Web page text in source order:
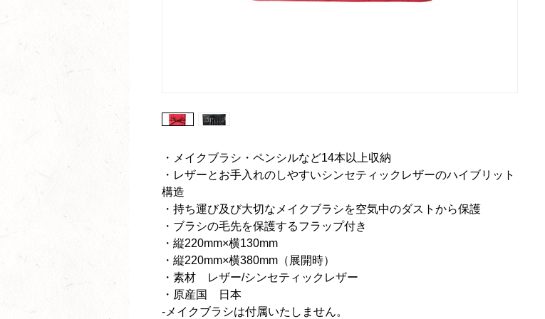
・メイクブラシ・ペンシルなど14本以上収納
・レザーとお手入れのしやすいシンセティックレザーのハイブリット
構造
・持ち運び及び大切なメイクブラシを空気中のダストから保護
・ブラシの毛先を保護するフラップ付き
・縦220mm×横130mm
・縦220mm×横380mm（展開時）
・素材 レザー/シンセティックレザー
・原産国 日本
-メイクブラシは付属いたしません。